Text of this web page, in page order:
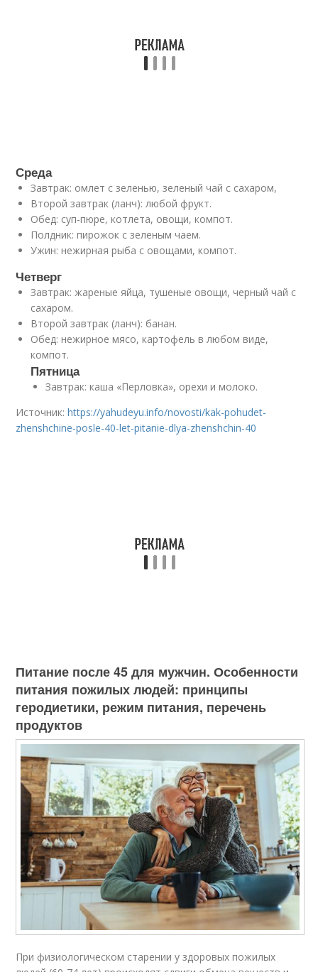
Среда
Завтрак: омлет с зеленью, зеленый чай с сахаром,
Второй завтрак (ланч): любой фрукт.
Обед: суп-пюре, котлета, овощи, компот.
Полдник: пирожок с зеленым чаем.
Ужин: нежирная рыба с овощами, компот.
Четверг
Завтрак: жареные яйца, тушеные овощи, черный чай с
сахаром.
Второй завтрак (ланч): банан.
Обед: нежирное мясо, картофель в любом виде,
компот.
Пятница
Завтрак: каша «Перловка», орехи и молоко.
Источник:https://yahudeyu.info/novosti/kak-pohudet-
zhenshchine-posle-40-let-pitanie-dlya-zhenshchin-40
Питание после 45 для мужчин. Особенности
питания пожилых людей: принципы
геродиетики, режим питания, перечень
продуктов
При физиологическом старении у здоровых пожилых